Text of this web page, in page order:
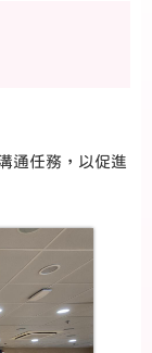
通任務，以促進